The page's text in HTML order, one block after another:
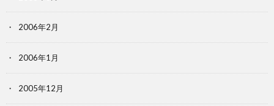
2006年2月
2006年1月
2005年12月